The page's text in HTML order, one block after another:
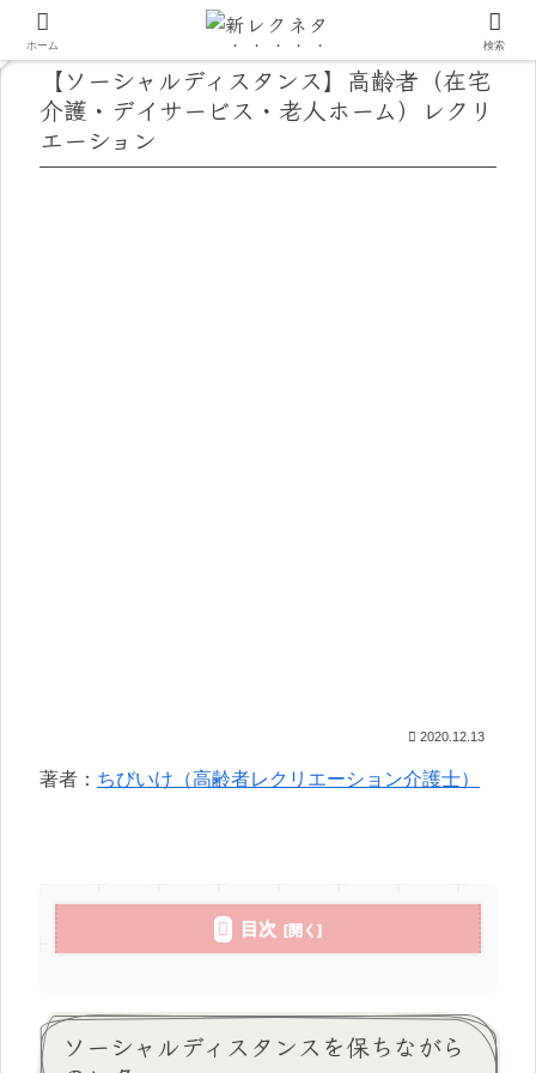
【ソーシャルディスタンス】高齢者（在宅
介護・デイサービス・老人ホーム）レクリ
エーション
2020.12.13
著者： ちびいけ（高齢者レクリエーション介護士）
目次
ソーシャルディスタンスを保ちながら
ホーム 検索